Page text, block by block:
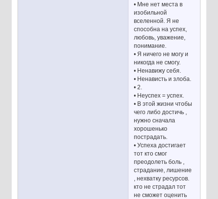
• Мне нет места в
изобильной
вселенной. Я не
способна на успех,
любовь, уважение,
понимание.
• Я ничего не могу и
никогда не смогу.
• Ненавижу себя.
• Ненависть и злоба.
• 2.
• Неуспех = успех.
• В этой жизни чтобы
чего либо достичь ,
нужно сначала
хорошенько
пострадать.
• Успеха достигает
тот кто смог
преодолеть боль ,
страдание, лишение
, нехватку ресурсов.
кто не страдал тот
не сможет оценить